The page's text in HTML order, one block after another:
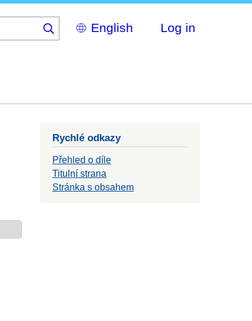
Select
your
Log in
Rychlé odkazy
Přehled o díle
Titulní strana
Stránka s obsahem